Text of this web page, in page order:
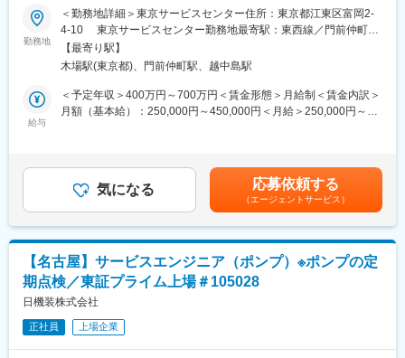
座学だけでなく、VRや工場での組み立て経験通して半導体露光装
置の基礎から学べる環境があります。
その後の勤務でも宇都宮がメイン拠点となるため、宇都宮中心と
なりますが、
勤の可能性はございます。
また、製品の導入は海外が多い為、海外への出張は可能性がある
※語学力や技術を磨くために海外での挑戦をすることは希望があれ
ば可能です！
■働き方
・配属後は基本的に社用車でお客様先に伺っていただきます。直
行直帰も可能です。
・休日は交代で対応をしますが、頻度としては1回/2か月となり、
休日対応したばあいは代休を取得いただきます。
・基本的に時間外や深夜帯の呼び出しはございません。
■概要：
ポータブルガス検知器、定置式ガス検知器、空気呼吸器などとい
った製品の修理・点検業務をメインでお任せいたします。東京に
あるリペアセンター内での作業が主となりますが、ときにはサー
ビスエンジニアのサポートとして現地での点検等を実施いただく
場合もございます。
理、校正作業を実施。
＜文書管理＞
決められた文書を作成し、製品へ添付及び適切に管理を行う。
テナンスの受注を目指す。また、設定されたKPIの達成に取り組
む。
＜顧客対応＞
他部署（サービス、営業、品質など）と協力をし、顧客から頂く
故障、クレーム等への対応を行う。また、品質保証/レギュラトリ
ーへ苦情報告も実施。
＜改善活動＞
勤務地
＜勤務地詳細＞東京サービスセンター住所：東京都江東区富岡2-
4-10 東京サービスセンター勤務地最寄駅：東西線／門前仲町駅
受動喫煙対策：屋内全面禁煙
【最寄り駅】
木場駅(東京都)、門前仲町駅、越中島駅
給与
＜予定年収＞400万円～700万円＜賃金形態＞月給制＜賃金内訳＞
月額（基本給）：250,000円～450,000円＜月給＞250,000円～
あくまでも目安の金額であり、選考を通じて上下する可能性があ
ります。月給(月額)は固定手当を含めた表記です。
気になる 応募依頼する
（エージェントサービス）
【名古屋】サービスエンジニア（ポンプ）※ポンプの定
期点検／東証プライム上場＃105028
日機装株式会社
正社員 上場企業